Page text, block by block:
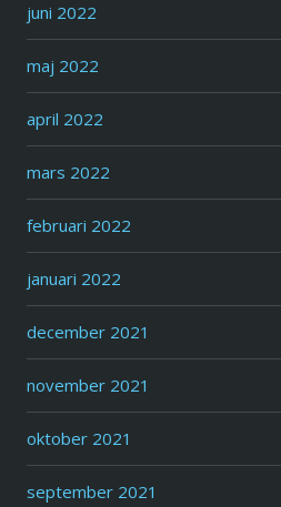
juni 2022
maj 2022
april 2022
mars 2022
februari 2022
januari 2022
december 2021
november 2021
oktober 2021
september 2021